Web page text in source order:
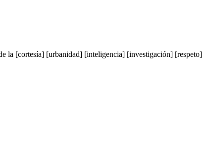
la [cortesía] [urbanidad] [inteligencia] [investigación] [respeto]